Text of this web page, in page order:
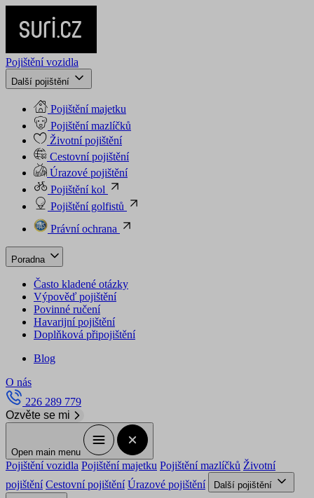
Pojištění vozidla
Další pojištění
Pojištění majetku
Pojištění mazlíčků
Životní pojištění
Cestovní pojištění
Úrazové pojištění
Pojištění kol
Pojištění golfistů
Právní ochrana
Poradna
Často kladené otázky
Výpověď pojištění
Povinné ručení
Havarijní pojištění
Doplňková připojištění
Blog
O nás
226 289 779
Ozvěte se mi
Open main menu
Pojištění vozidla Pojištění majetku Pojištění mazlíčků Životní
pojištění Cestovní pojištění Úrazové pojištění
Další pojištění